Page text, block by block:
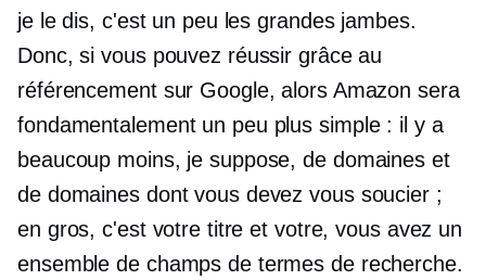
je le dis, c'est un peu les grandes jambes.
Donc, si vous pouvez réussir grâce au
référencement sur Google, alors Amazon sera
fondamentalement un peu plus simple : il y a
beaucoup moins, je suppose, de domaines et
de domaines dont vous devez vous soucier ;
en gros, c'est votre titre et votre, vous avez un
ensemble de champs de termes de recherche.